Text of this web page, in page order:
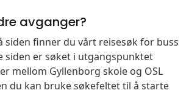
avganger?
siden finner du vårt reisesøk for buss
siden er søket i utgangspunktet
mellom Gyllenborg skole og OSL
du kan bruke søkefeltet til å starte